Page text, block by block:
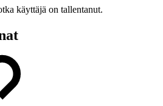
käyttäjä on tallentanut.